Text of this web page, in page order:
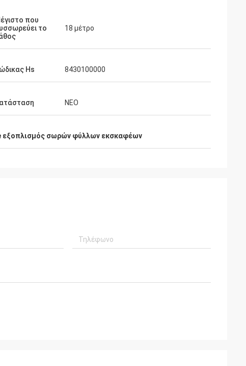
που
το
18 μέτρο
Hs 8430100000
ΝΕΟ
εξοπλισμός σωρών φύλλων εκσκαφέων